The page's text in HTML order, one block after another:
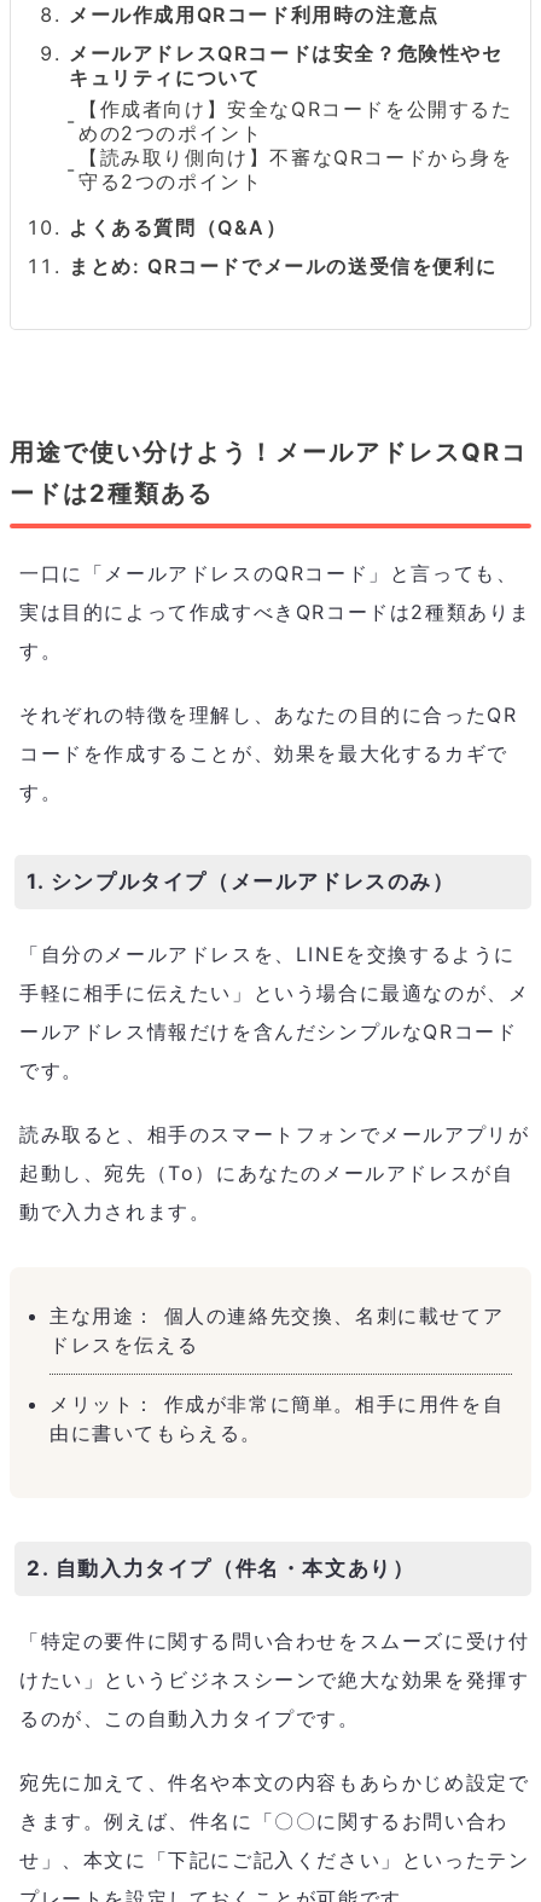
メール作成用QRコード利用時の注意点
メールアドレスQRコードは安全？危険性やセ
キュリティについて
【作成者向け】安全なQRコードを公開するた
めの2つのポイント
【読み取り側向け】不審なQRコードから身を
守る2つのポイント
よくある質問（Q&A）
まとめ: QRコードでメールの送受信を便利に
用途で使い分けよう！メールアドレスQRコ
ードは2種類ある
一口に「メールアドレスのQRコード」と言っても、
実は目的によって作成すべきQRコードは2種類ありま
す。
それぞれの特徴を理解し、あなたの目的に合ったQR
コードを作成することが、効果を最大化するカギで
す。
1. シンプルタイプ（メールアドレスのみ）
「自分のメールアドレスを、LINEを交換するように
手軽に相手に伝えたい」という場合に最適なのが、メ
ールアドレス情報だけを含んだシンプルなQRコード
です。
読み取ると、相手のスマートフォンでメールアプリが
起動し、宛先（To）にあなたのメールアドレスが自
動で入力されます。
主な用途： 個人の連絡先交換、名刺に載せてア
ドレスを伝える
メリット： 作成が非常に簡単。相手に用件を自
由に書いてもらえる。
2. 自動入力タイプ（件名・本文あり）
「特定の要件に関する問い合わせをスムーズに受け付
けたい」というビジネスシーンで絶大な効果を発揮す
るのが、この自動入力タイプです。
宛先に加えて、件名や本文の内容もあらかじめ設定で
きます。例えば、件名に「〇〇に関するお問い合わ
せ」、本文に「下記にご記入ください」といったテン